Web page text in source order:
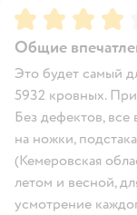
Рейтинг:4
Общие
Это будет самый
5932 кровных.
Без дефектов, все
на ножки,
(Кемеровская
летом и весной,
усмотрение